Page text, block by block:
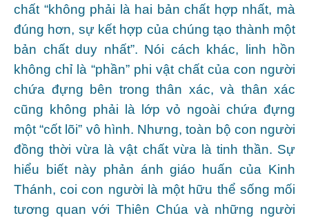
chất “không phải là hai bản chất hợp nhất, mà
đúng hơn, sự kết hợp của chúng tạo thành một
bản chất duy nhất”. Nói cách khác, linh hồn
không chỉ là “phần” phi vật chất của con người
chứa đựng bên trong thân xác, và thân xác
cũng không phải là lớp vỏ ngoài chứa đựng
một “cốt lõi” vô hình. Nhưng, toàn bộ con người
đồng thời vừa là vật chất vừa là tinh thần. Sự
hiểu biết này phản ánh giáo huấn của Kinh
Thánh, coi con người là một hữu thể sống mối
tương quan với Thiên Chúa và những người